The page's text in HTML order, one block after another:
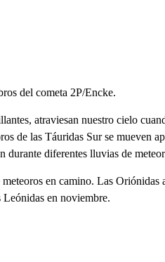
del cometa 2P/Encke.
atraviesan nuestro cielo
de las Táuridas Sur se mueven
durante diferentes lluvias de
en camino. Las Oriónidas
Leónidas en noviembre.